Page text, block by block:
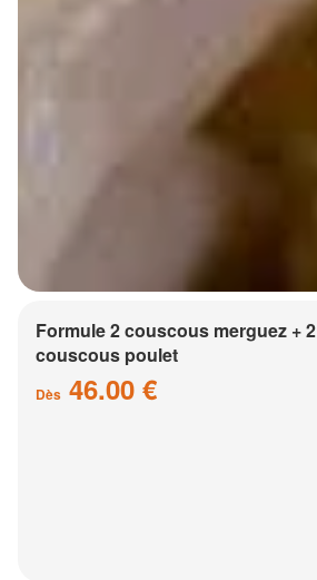
Formule 2 couscous merguez + 2
couscous poulet
Dès 46.00 €